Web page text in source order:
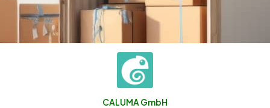
CALUMA GmbH